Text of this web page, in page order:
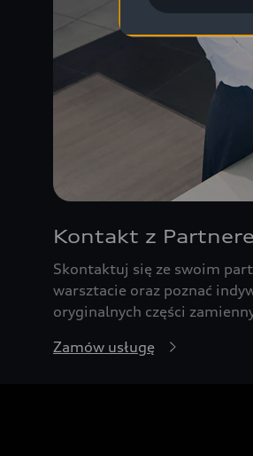
Kontakt z
Skontaktuj się ze swoim
warsztacie oraz poznać
oryginalnych części
Zamów usługę